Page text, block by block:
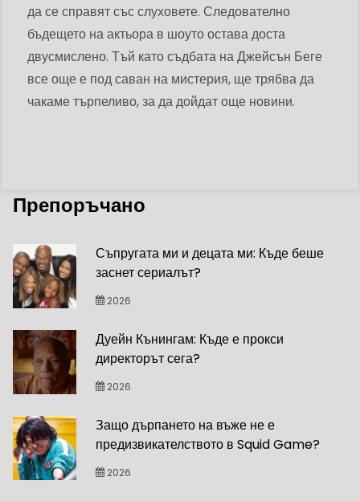
да се справят със слуховете. Следователно
бъдещето на актьора в шоуто остава доста
двусмислено. Тъй като съдбата на Джейсън Беге
все още е под саван на мистерия, ще трябва да
чакаме търпеливо, за да дойдат още новини.
Препоръчано
Съпругата ми и децата ми: Къде беше
заснет сериалът?
2026
Дуейн Кънингам: Къде е прокси
директорът сега?
2026
Защо дърпането на въже не е
предизвикателството в Squid Game?
2026